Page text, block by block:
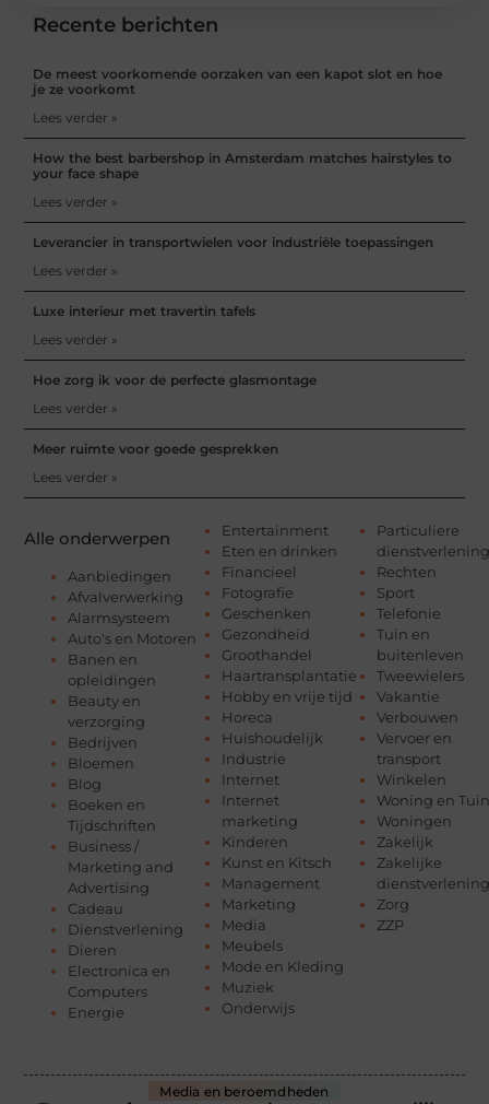
Alle onderwerpen
Aanbiedingen
Afvalverwerking
Alarmsysteem
Auto's en Motoren
Banen en
opleidingen
Beauty en
verzorging
Bedrijven
Bloemen
Blog
Boeken en
Tijdschriften
Business /
Marketing and
Advertising
Cadeau
Dienstverlening
Dieren
Electronica en
Computers
Energie
Entertainment
Eten en drinken
Financieel
Fotografie
Geschenken
Gezondheid
Groothandel
Haartransplantatie
Hobby en vrije tijd
Horeca
Huishoudelijk
Industrie
Internet
Internet
marketing
Kinderen
Kunst en Kitsch
Management
Marketing
Media
Meubels
Mode en Kleding
Muziek
Onderwijs
Particuliere
dienstverlening
Rechten
Sport
Telefonie
Tuin en
buitenleven
Tweewielers
Vakantie
Verbouwen
Vervoer en
transport
Winkelen
Woning en Tuin
Woningen
Zakelijk
Zakelijke
dienstverlening
Zorg
ZZP
Recente berichten
De meest voorkomende oorzaken van een kapot slot en hoe
je ze voorkomt
Lees verder »
How the best barbershop in Amsterdam matches hairstyles to
your face shape
Lees verder »
Leverancier in transportwielen voor industriële toepassingen
Lees verder »
Luxe interieur met travertin tafels
Lees verder »
Hoe zorg ik voor de perfecte glasmontage
Lees verder »
Meer ruimte voor goede gesprekken
Lees verder »
Media en beroemdheden